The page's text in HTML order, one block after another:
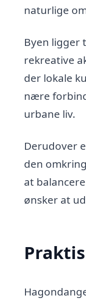
naturlige
Byen ligger
rekreative
der lokale
nære
urbane liv.
Derudover
den
at
ønsker at